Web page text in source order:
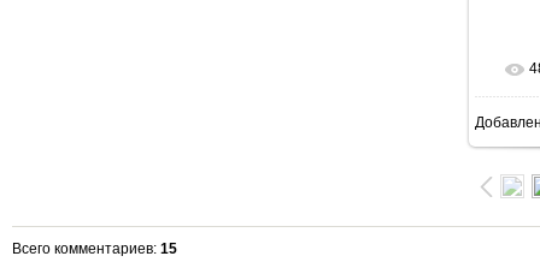
Всего комментариев: 15